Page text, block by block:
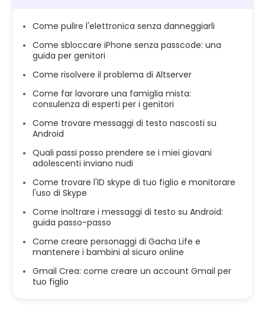
Come pulire l'elettronica senza danneggiarli
Come sbloccare iPhone senza passcode: una
guida per genitori
Come risolvere il problema di Altserver
Come far lavorare una famiglia mista:
consulenza di esperti per i genitori
Come trovare messaggi di testo nascosti su
Android
Quali passi posso prendere se i miei giovani
adolescenti inviano nudi
Come trovare l'ID skype di tuo figlio e monitorare
l'uso di Skype
Come inoltrare i messaggi di testo su Android:
guida passo-passo
Come creare personaggi di Gacha Life e
mantenere i bambini al sicuro online
Gmail Crea: come creare un account Gmail per
tuo figlio